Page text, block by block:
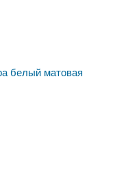
белый матовая